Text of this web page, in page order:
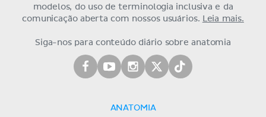
modelos, do uso de terminologia inclusiva e da
comunicação aberta com nossos usuários.
Leia mais.
Siga-nos para conteúdo diário sobre anatomia
ANATOMIA